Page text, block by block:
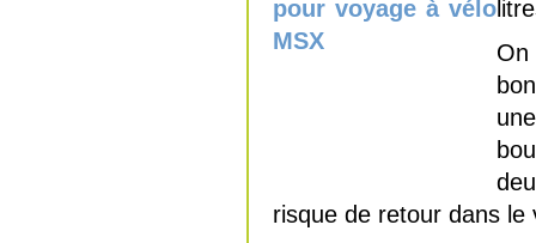
On
risque de retour dans le